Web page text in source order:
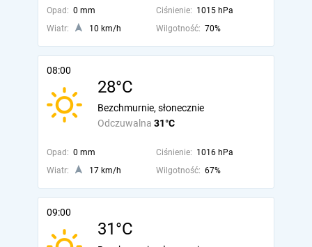
Opad: 0 mm Ciśnienie: 1015 hPa
Wiatr:
10 km/h Wilgotność: 70%
08:00
28°C
Odczuwalna 31°C
Bezchmurnie, słonecznie
Opad: 0 mm Ciśnienie: 1016 hPa
Wiatr:
17 km/h Wilgotność: 67%
09:00
31°C